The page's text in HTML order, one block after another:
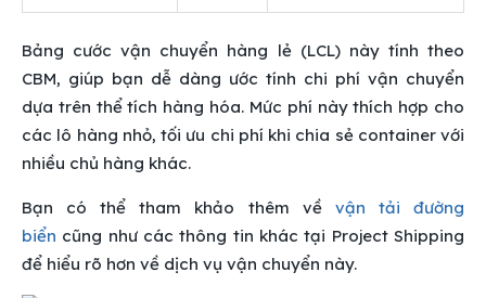
Bảng cước vận chuyển hàng lẻ (LCL) này tính theo
CBM, giúp bạn dễ dàng ước tính chi phí vận chuyển
dựa trên thể tích hàng hóa. Mức phí này thích hợp cho
các lô hàng nhỏ, tối ưu chi phí khi chia sẻ container với
nhiều chủ hàng khác.
Bạn có thể tham khảo thêm về vận tải đường
biển cũng như các thông tin khác tại Project Shipping
để hiểu rõ hơn về dịch vụ vận chuyển này.